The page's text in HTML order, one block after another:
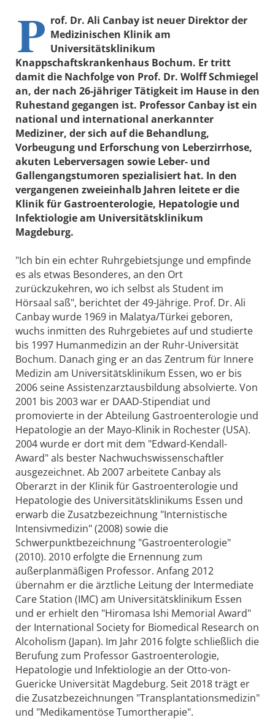
P rof. Dr. Ali Canbay ist neuer Direktor der
Medizinischen Klinik am
Universitätsklinikum
Knappschaftskrankenhaus Bochum. Er tritt
damit die Nachfolge von Prof. Dr. Wolff Schmiegel
an, der nach 26-jähriger Tätigkeit im Hause in den
Ruhestand gegangen ist. Professor Canbay ist ein
national und international anerkannter
Mediziner, der sich auf die Behandlung,
Vorbeugung und Erforschung von Leberzirrhose,
akuten Leberversagen sowie Leber- und
Gallengangstumoren spezialisiert hat. In den
vergangenen zweieinhalb Jahren leitete er die
Klinik für Gastroenterologie, Hepatologie und
Infektiologie am Universitätsklinikum
Magdeburg.
"Ich bin ein echter Ruhrgebietsjunge und empfinde
es als etwas Besonderes, an den Ort
zurückzukehren, wo ich selbst als Student im
Hörsaal saß", berichtet der 49-Jährige. Prof. Dr. Ali
Canbay wurde 1969 in Malatya/Türkei geboren,
wuchs inmitten des Ruhrgebietes auf und studierte
bis 1997 Humanmedizin an der Ruhr-Universität
Bochum. Danach ging er an das Zentrum für Innere
Medizin am Universitätsklinikum Essen, wo er bis
2006 seine Assistenzarztausbildung absolvierte. Von
2001 bis 2003 war er DAAD-Stipendiat und
promovierte in der Abteilung Gastroenterologie und
Hepatologie an der Mayo-Klinik in Rochester (USA).
2004 wurde er dort mit dem "Edward-Kendall-
Award" als bester Nachwuchswissenschaftler
ausgezeichnet. Ab 2007 arbeitete Canbay als
Oberarzt in der Klinik für Gastroenterologie und
Hepatologie des Universitätsklinikums Essen und
erwarb die Zusatzbezeichnung "Internistische
Intensivmedizin" (2008) sowie die
Schwerpunktbezeichnung "Gastroenterologie"
(2010). 2010 erfolgte die Ernennung zum
außerplanmäßigen Professor. Anfang 2012
übernahm er die ärztliche Leitung der Intermediate
Care Station (IMC) am Universitätsklinikum Essen
und er erhielt den "Hiromasa Ishi Memorial Award"
der International Society for Biomedical Research on
Alcoholism (Japan). Im Jahr 2016 folgte schließlich die
Berufung zum Professor Gastroenterologie,
Hepatologie und Infektiologie an der Otto-von-
Guericke Universität Magdeburg. Seit 2018 trägt er
die Zusatzbezeichnungen "Transplantationsmedizin"
und "Medikamentöse Tumortherapie".